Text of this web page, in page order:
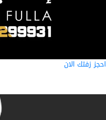
زفتك الان